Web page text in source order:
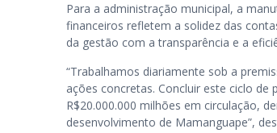
Para a administração municipal, a
financeiros refletem a solidez das
da gestão com a transparência e a
“Trabalhamos diariamente sob a
ações concretas. Concluir este ciclo
R$20.000.000 milhões em circulação,
desenvolvimento de Mamanguape”,